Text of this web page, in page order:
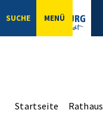
SUCHE MENÜ
Startseite Rathaus